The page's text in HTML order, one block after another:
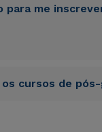
eaque ipsa
magni dolores eos
para me
eaque ipsa
os cursos de